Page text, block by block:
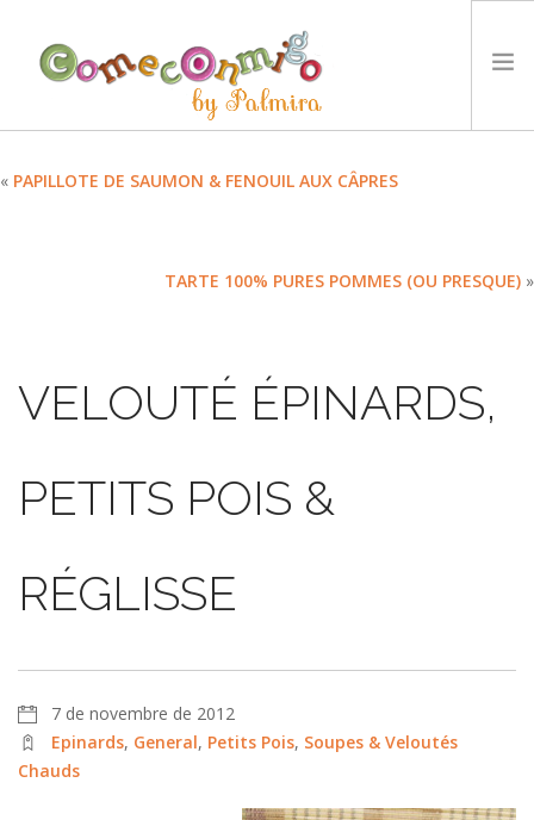
NOTRE PHILOSOPHIE
LANGUE :
« PAPILLOTE DE SAUMON & FENOUIL AUX CÂPRES
TARTE 100% PURES POMMES (OU PRESQUE) »
VELOUTÉ ÉPINARDS,
PETITS POIS &
RÉGLISSE
7 de novembre de 2012
Epinards, General, Petits Pois, Soupes & Veloutés
Chauds